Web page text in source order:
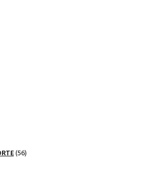
5656